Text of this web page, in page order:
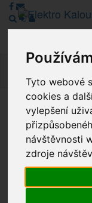
Tyto webové
cookies a
vylepšení
návštěvnosti
zdroje
Vážení zákazníci,
režimu Katalogu.
Děkujeme za
Výprodej